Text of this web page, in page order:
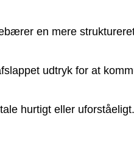
en mere
udtryk for at
hurtigt eller uforståeligt.